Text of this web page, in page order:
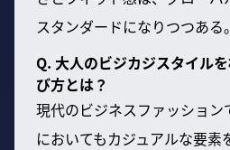
スタンダードになりつつある。
Q. 大人のビジカジスタイル
び方とは？
現代のビジネスファッション
においてもカジュアルな要素